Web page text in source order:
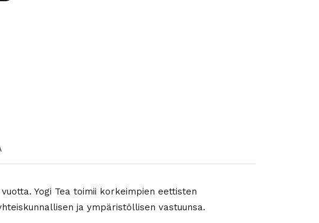
Yogi Tea toimii korkeimpien eettisten
ja ympäristöllisen vastuunsa.